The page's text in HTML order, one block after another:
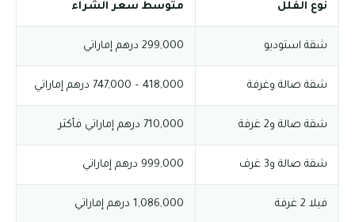
نوع الفلل متوسط سعر الشراء
شقة استوديو 299,000 درهم إماراتي
شقة صالة وغرفة 418,000 – 747,000 درهم إماراتي
شقة صالة و2 غرفة 710,000 درهم إماراتي فأكثر
شقة صالة و3 غرف 999,000 درهم إماراتي
فيلا 2 غرفة 1,086,000 درهم إماراتي